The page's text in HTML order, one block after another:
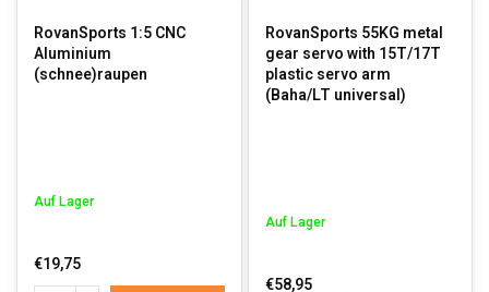
RovanSports 1:5 CNC
Aluminium
(schnee)raupen
Auf Lager
€19,75
RovanSports 55KG metal
gear servo with 15T/17T
plastic servo arm
(Baha/LT universal)
Auf Lager
€58,95